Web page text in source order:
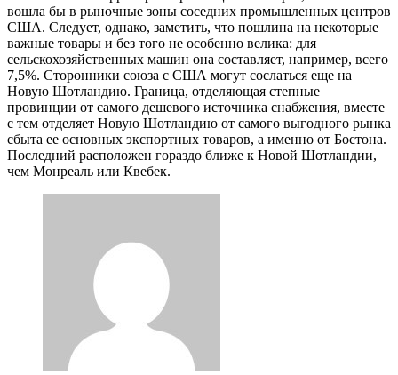
вошла бы в рыночные зоны соседних промышленных центров
США. Следует, однако, заметить, что пошлина на некоторые
важные товары и без того не особенно велика: для
сельскохозяй­ственных машин она составляет, например, всего
7,5%. Сторон­ники союза с США могут сослаться еще на
Новую Шотландию. Граница, отделяющая степные
провинции от самого дешевого источника снабжения, вместе
с тем отделяет Новую Шотландию от самого выгодного рынка
сбыта ее основных экспортных това­ров, а именно от Бостона.
Последний расположен гораздо ближе к Новой Шотландии,
чем Монреаль или Квебек.